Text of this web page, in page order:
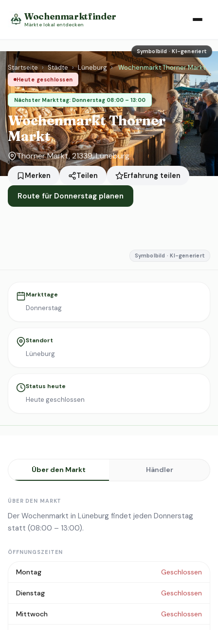
Wochenmarktfinder
Märkte lokal entdecken
Symbolbild · KI-generiert
Startseite › Städte › Lüneburg › Wochenmarkt Thorner Markt
Heute geschlossen
Nächster Markttag: Donnerstag 08:00 – 13:00
Wochenmarkt Thorner
Markt
Thorner Markt, 21339, Lüneburg
Merken Teilen Erfahrung teilen
Route für Donnerstag planen
Symbolbild · KI-generiert
Markttage
Donnerstag
Standort
Lüneburg
Status heute
Heute geschlossen
Über den Markt Händler
ÜBER DEN MARKT
Der Wochenmarkt in Lüneburg findet jeden Donnerstag
statt (08:00 – 13:00).
ÖFFNUNGSZEITEN
Montag Geschlossen
Dienstag Geschlossen
Mittwoch Geschlossen